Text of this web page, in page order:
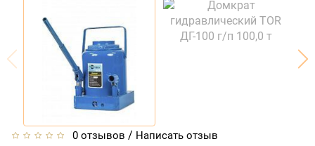
0 отзывов / Написать отзыв